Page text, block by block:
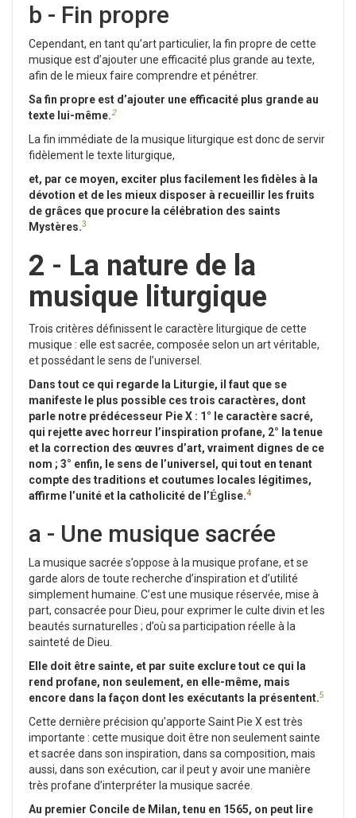
b - Fin propre
Cependant, en tant qu’art particulier, la fin propre de cette
musique est d’ajouter une efficacité plus grande au texte,
afin de le mieux faire comprendre et pénétrer.
Sa fin propre est d’ajouter une efficacité plus grande au
texte lui-même.2
La fin immédiate de la musique liturgique est donc de servir
fidèlement le texte liturgique,
et, par ce moyen, exciter plus facilement les fidèles à la
dévotion et de les mieux disposer à recueillir les fruits
de grâces que procure la célébration des saints
Mystères.3
2 - La nature de la
musique liturgique
Trois critères définissent le caractère liturgique de cette
musique : elle est sacrée, composée selon un art véritable,
et possédant le sens de l’universel.
Dans tout ce qui regarde la Liturgie, il faut que se
manifeste le plus possible ces trois caractères, dont
parle notre prédécesseur Pie X : 1° le caractère sacré,
qui rejette avec horreur l’inspiration profane, 2° a tenue
et la correction des œuvres d’art, vraiment dignes de ce
nom ; 3° enfin, le sens de l’universel, qui tout en tenant
compte des traditions et coutumes locales légitimes,
affirme l’unité et la catholicité de l’Église.4
a - Une musique sacrée
La musique sacrée s’oppose à la musique profane, et se
garde alors de toute recherche d’inspiration et d’utilité
simplement humaine. C’est une musique réservée, mise à
part, consacrée pour Dieu, pour exprimer le culte divin et les
beautés surnaturelles ; d’où sa participation réelle à la
sainteté de Dieu.
Elle doit être sainte, et par suite exclure tout ce qui la
rend profane, non seulement, en elle-même, mais
encore dans la façon dont les exécutants la présentent.5
Cette dernière précision qu’apporte Saint Pie X est très
importante : cette musique doit être non seulement sainte
et sacrée dans son inspiration, dans sa composition, mais
aussi, dans son exécution, car il peut y avoir une manière
très profane d’interpréter la musique sacrée.
Au premier Concile de Milan, tenu en 1565, on peut lire